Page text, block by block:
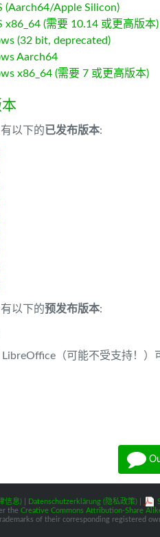
(Aarch64/Apple Silicon)
x86_64 (需要 10.14 或更高版本)
(32 bit, deprecated)
Aarch64
x86_64 (需要 7 或更高版本)
以下的已发布版本:
以下的预发布版本:
LibreOffice（可能不受支持！）
信息) Datenschutzerklärung (隐私政策)
the Creative Commons Attribution-Share
of their corresponding registered